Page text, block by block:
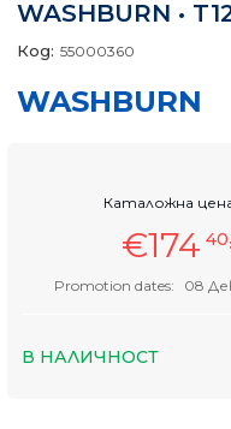
WASHBURN •
Код: 55000360
WASHBURN
€174 40
Каталожна
Promotion dates: 08
В НАЛИЧНОСТ